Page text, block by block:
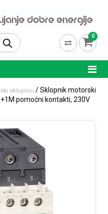
0
sklopnici / Sklopnik motorski
pomoćni kontakti, 230V